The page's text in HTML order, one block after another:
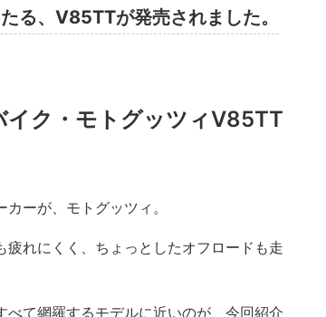
る、V85TTが発売されました。
ク・モトグッツィV85TT
ーが、モトグッツィ。
れにくく、ちょっとしたオフロードも走
て網羅するモデルに近いのが、今回紹介